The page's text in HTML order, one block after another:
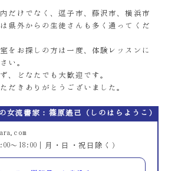
だけでなく、逗子市、藤沢市、横浜市
県外からの生徒さんも多く通ってくだ
をお探しの方は一度、体験レッスンに
い。
、どなたでも大歓迎です。
だきありがとうございました。
女流書家：篠原遙己（しのはらようこ）
～18:00｜月・日・祝日除く）